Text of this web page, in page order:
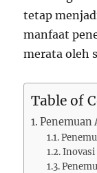
tetap
manfaat
merata oleh
Table of
Penemuan
Inovasi